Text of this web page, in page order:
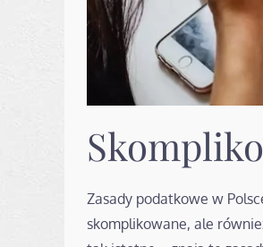
Zasady podatkowe w
skomplikowane, ale